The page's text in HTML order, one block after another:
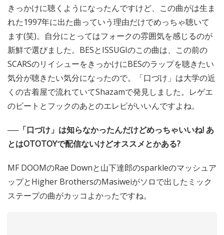
きっかけに聴くようになったんですけど、この曲がは生ま
れた1997年に出た曲っていう理由だけでめっちゃ聴いて
ます(笑)。自分にとってはフォークの雰囲気を感じるのが
新鮮で選びました。BESとISSUGIのこの曲は、この前の
SCARSのリイシューをきっかけにBESのラップを聴きたい
気分が聴きたい気分になったので。「口づけ」は大学の近
くの古着屋で流れていてShazamで発見しました。レゲエ
のビートとフックのあとのエレピがいいんですよね。
──「口づけ」は知らなかったんだけどめっちゃいいね! あ
とはOTOTOYで配信ないけどオススメとかある?
MF DOOMのRae Downと山下達郎のsparkleのマッシュア
ップとHigher BrothersのMasiweiがソロで出したミック
ステープの曲がカッコよかったですね。